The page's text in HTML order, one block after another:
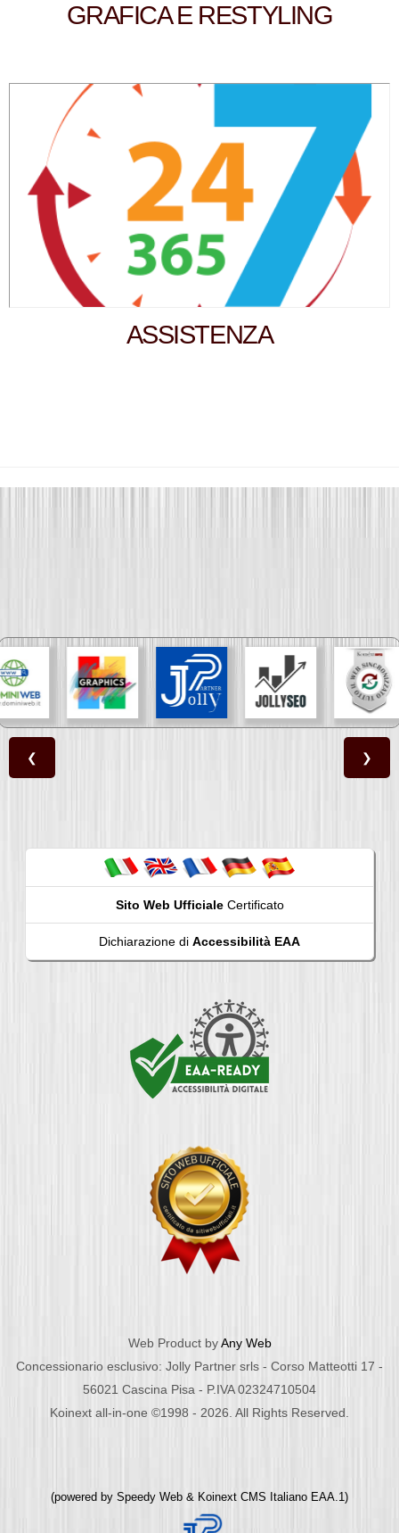
GRAFICA E RESTYLING
ASSISTENZA
❮ ❯
Sito Web UfficialeCertificato
Dichiarazione di Accessibilità EAA
Web Product byAny Web
Concessionario esclusivo: Jolly Partner srls - Corso Matteotti 17 -
56021 Cascina Pisa - P.IVA 02324710504
Koinext all-in-one ©1998 - 2026. All Rights Reserved.
(powered by Speedy Web & Koinext CMS Italiano EAA.1)